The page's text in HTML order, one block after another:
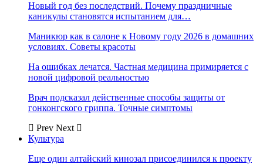
Новый год без последствий. Почему праздничные
каникулы становятся испытанием для…
Маникюр как в салоне к Новому году 2026 в домашних
условиях. Советы красоты
На ошибках лечатся. Частная медицина примиряется с
новой цифровой реальностью
Врач подсказал действенные способы защиты от
гонконгского гриппа. Точные симптомы
Prev Next
Культура
Еще один алтайский кинозал присоединился к проекту